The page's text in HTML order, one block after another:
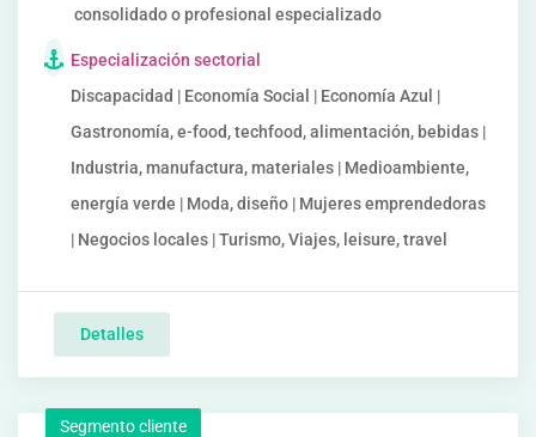
consolidado o profesional especializado
Especialización sectorial
Discapacidad | Economía Social | Economía Azul |
Gastronomía, e-food, techfood, alimentación, bebidas |
Industria, manufactura, materiales | Medioambiente,
energía verde | Moda, diseño | Mujeres emprendedoras
| Negocios locales | Turismo, Viajes, leisure, travel
Detalles
Segmento cliente